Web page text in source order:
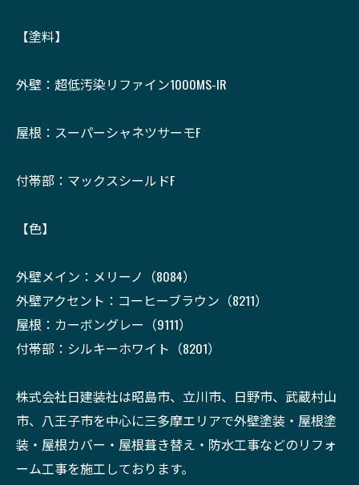
【塗料】
外壁：超低汚染リファイン1000MS-IR
屋根：スーパーシャネツサーモF
付帯部：マックスシールドF
【色】
外壁メイン：メリーノ（8084）
外壁アクセント：コーヒーブラウン（8211）
屋根：カーボングレー（9111）
付帯部：シルキーホワイト（8201）
株式会社日建装社は昭島市、立川市、日野市、武蔵村山
市、八王子市を中心に三多摩エリアで外壁塗装・屋根塗
装・屋根カバー・屋根葺き替え・防水工事などのリフォ
ーム工事を施工しております。